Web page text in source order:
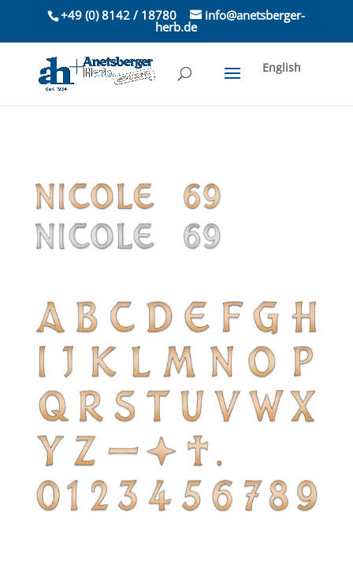
+49 (0) 8142 / 18780 info@anetsberger-
herb.de
English